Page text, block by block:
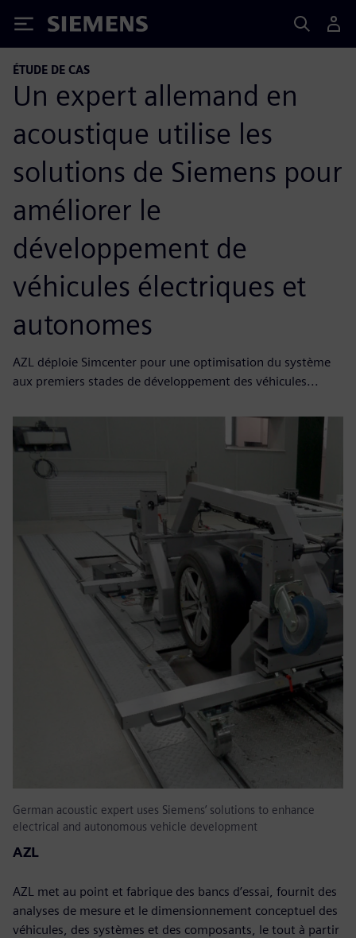
Siemens
ÉTUDE DE CAS
Un expert allemand en
acoustique utilise les
solutions de Siemens pour
améliorer le
développement de
véhicules électriques et
autonomes
AZL déploie Simcenter pour une optimisation du système
aux premiers stades de développement des véhicules...
German acoustic expert uses Siemens’ solutions to enhance
electrical and autonomous vehicle development
AZL
AZL met au point et fabrique des bancs d’essai, fournit des
analyses de mesure et le dimensionnement conceptuel des
véhicules, des systèmes et des composants, le tout à partir